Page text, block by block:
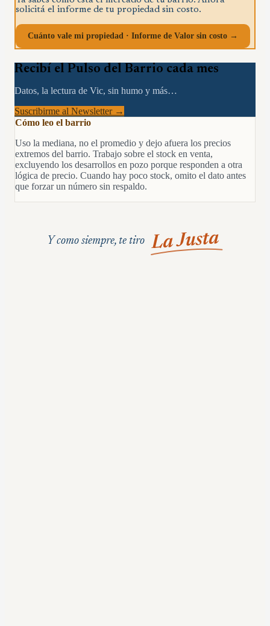
solicitá el informe de tu propiedad sin costo.
Cuánto vale mi propiedad · Informe de Valor sin costo →
Recibí el Pulso del Barrio cada mes
Datos, la lectura de Vic, sin humo y más…
Suscribirme al Newsletter →
Cómo leo el barrio
Uso la mediana, no el promedio y dejo afuera los precios
extremos del barrio. Trabajo sobre el stock en venta,
excluyendo los desarrollos en pozo porque responden a otra
lógica de precio. Cuando hay poco stock, omito el dato antes
que forzar un número sin respaldo.
Y como siempre, te tiro La Justa